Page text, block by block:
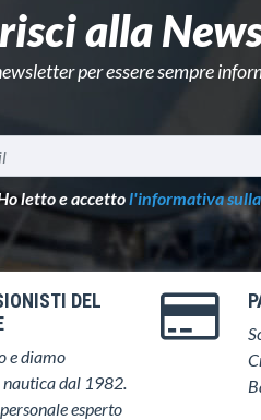
alla
per essere sempre
letto e accettol'informativa
DEL
e diamo
nautica dal 1982.
esperto